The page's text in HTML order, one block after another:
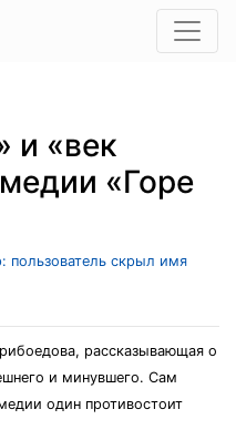
и «век
«Горе
пользователь скрыл имя
рассказывающая о
и минувшего. Сам
один противостоит